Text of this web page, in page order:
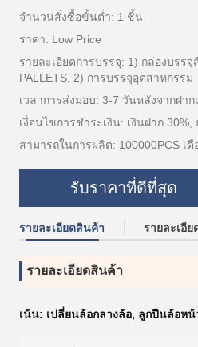
จำนวนสั่งซื้อขั้นต่ำ: 1 ชิ้น
ราคา: Low Price
รายละเอียดการบรรจุ: 1) กล่องบรรจุ
PALLETS, 2) การบรรจุอุตสาหกรรม
เวลาการส่งมอบ: 3-7 วันหลังจากฝาก
เงื่อนไขการชำระเงิน: เงินฝาก
สามารถในการผลิต: 100000PCS เดื
รับราคาที่ดีที่สุด
รายละเอียดสินค้า รายละเอี
รายละเอียดสินค้า
เน้น: เปลี่ยนล้อกลางล้อ, ลูกปืนล้อหน้